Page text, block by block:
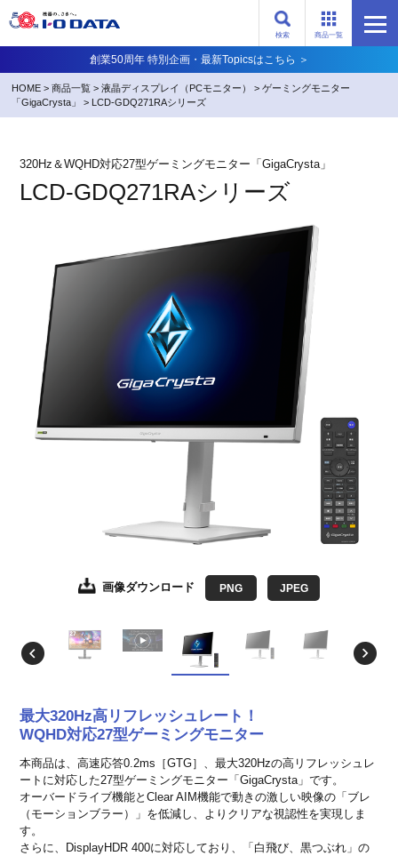
検索 商品一覧
創業50周年 特別企画・最新Topicsはこちら ＞
HOME >商品一覧 >液晶ディスプレイ（PCモニター） >ゲーミングモニター
「GigaCrysta」
> LCD-GDQ271RAシリーズ
320Hz＆WQHD対応27型ゲーミングモニター「GigaCrysta」
LCD-GDQ271RAシリーズ
画像ダウンロード PNG JPEG
画像ダウンロード
画像ダウンロード
画像ダウンロード
画像ダウンロード
画像ダウンロード
画像ダウンロード
画像ダウンロード
画像ダウンロード
画像ダウンロード PNG JPEG
画像ダウンロード
画像ダウンロード
画像ダウンロード
画像ダウンロード
画像ダウンロード
画像ダウンロード
画像ダウンロード
画像ダウンロード
最大320Hz高リフレッシュレート！
WQHD対応27型ゲーミングモニター
本商品は、高速応答0.2ms［GTG］、最大320Hzの高リフレッシュレ
ートに対応した27型ゲーミングモニター「GigaCrysta」です。
オーバードライブ機能とClear AIM機能で動きの激しい映像の「ブレ
（モーションブラー）」を低減し、よりクリアな視認性を実現しま
す。
さらに、DisplayHDR 400に対応しており、「白飛び、黒つぶれ」の